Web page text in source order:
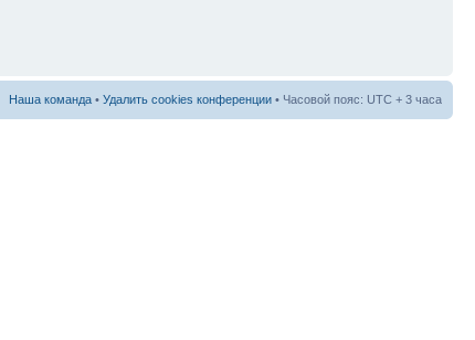
Наша команда • Удалить cookies конференции • Часовой пояс: UTC + 3 часа